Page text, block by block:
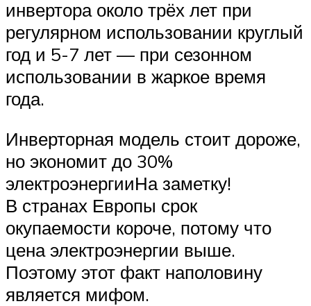
инвертора около трёх лет при
регулярном использовании круглый
год и 5-7 лет — при сезонном
использовании в жаркое время
года.
Инверторная модель стоит дороже,
но экономит до 30%
электроэнергииНа заметку!
В странах Европы срок
окупаемости короче, потому что
цена электроэнергии выше.
Поэтому этот факт наполовину
является мифом.